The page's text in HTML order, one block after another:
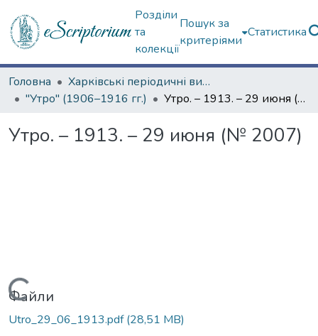
Розділи
та
колекції
Пошук за
критеріями
Статистика
Головна
Харківські періодичні видання
"Утро" (1906–1916 гг.)
Утро. – 1913. – 29 июня (№ 2007)
Утро. – 1913. – 29 июня (№ 2007)
Вантажиться...
Файли
Utro_29_06_1913.pdf(28,51 MB)